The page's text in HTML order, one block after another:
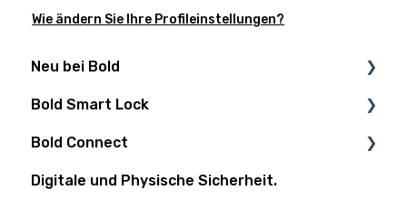
Wie ändern Sie Ihre Profileinstellungen?
Neu bei Bold
Ist meine Tür Bold-ready?
Installationsanleitungen
3rd-Party-Integrationen
Bold Smart Lock
Unterstützung
Bold Elite
Bold Connect
Bold Connect
Digitale und Physische Sicherheit.